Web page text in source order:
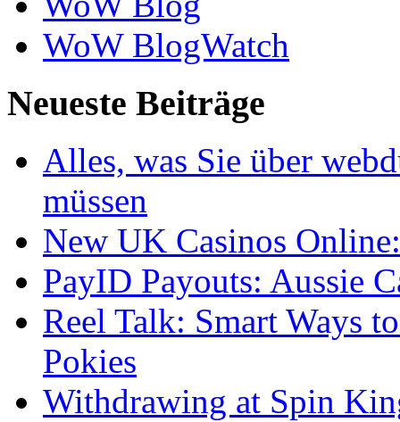
WoW BlogWatch
Neueste Beiträge
Alles, was Sie über
müssen
New UK Casinos
PayID Payouts: Aussie
Reel Talk: Smart Ways
Pokies
Withdrawing at Spin